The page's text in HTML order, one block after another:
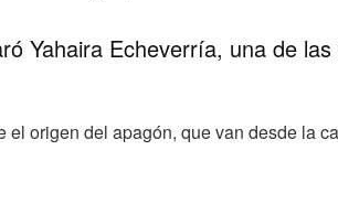
Yahaira Echeverría, una de
el origen del apagón, que van desde la